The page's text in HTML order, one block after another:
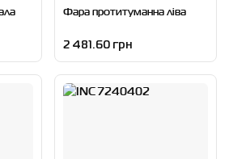
Фара протитуманна ліва
2 481.60 грн